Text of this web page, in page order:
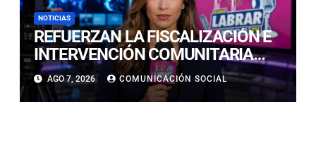
NOTICIAS
REFUERZAN LA FISCALIZACIÓN E
INTERVENCIÓN COMUNITARIA
CON OPERATIVO CONJUNTO EN
CALDERA
AGO 7, 2026 COMUNICACIÓN SOCIAL